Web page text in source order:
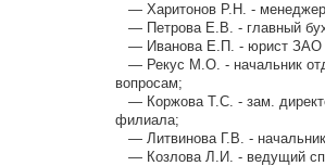
— Харитонов Р.Н. -
— Петрова Е.В. - главный
— Иванова Е.П. - юрист ЗАО
— Рекус М.О. - начальник
вопросам;
— Коржова Т.С. - зам.
филиала;
— Литвинова Г.В. -
— Козлова Л.И. - ведущий